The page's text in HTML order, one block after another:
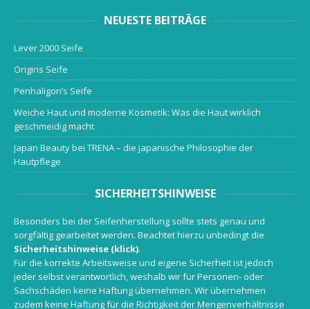
NEUESTE BEITRÄGE
Lever 2000 Seife
Origins Seife
Penhaligon’s Seife
Weiche Haut und moderne Kosmetik: Was die Haut wirklich
geschmeidig macht
Japan Beauty bei TRENA – die japanische Philosophie der
Hautpflege
SICHERHEITSHINWEISE
Besonders bei der Seifenherstellung sollte stets genau und
sorgfältig gearbeitet werden. Beachtet hierzu unbedingt die
Sicherheitshinweise (klick).
Für die korrekte Arbeitsweise und eigene Sicherheit ist jedoch
jeder selbst verantwortlich, weshalb wir für Personen- oder
Sachschäden keine Haftung übernehmen. Wir übernehmen
zudem keine Haftung für die Richtigkeit der Mengenverhältnisse